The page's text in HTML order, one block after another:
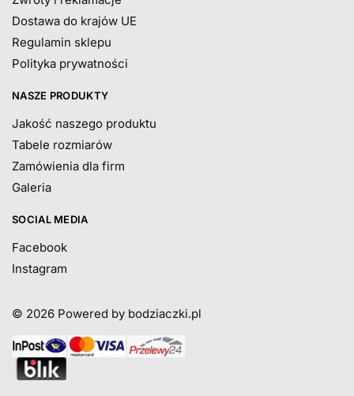
Dostawa do krajów UE
Regulamin sklepu
Polityka prywatności
NASZE PRODUKTY
Jakość naszego produktu
Tabele rozmiarów
Zamówienia dla firm
Galeria
SOCIAL MEDIA
Facebook
Instagram
© 2026 Powered by bodziaczki.pl